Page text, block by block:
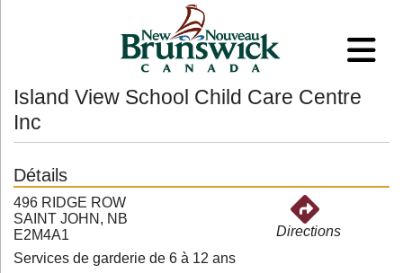
Island View School Child Care Centre
Inc
Détails
496 RIDGE ROW
SAINT JOHN, NB
E2M4A1
Directions
Services de garderie de 6 à 12 ans